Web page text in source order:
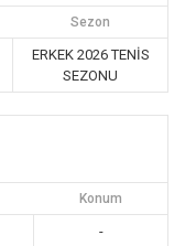
Sezon
ERKEK 2026 TENİS
SEZONU
Konum
-